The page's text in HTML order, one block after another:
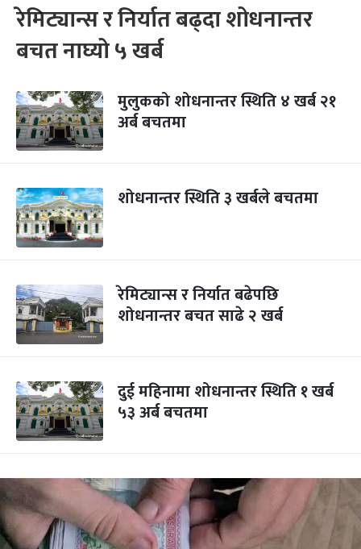
रेमिट्यान्स र निर्यात बढ्दा शोधनान्तर
बचत नाघ्यो ५ खर्ब
मुलुकको शोधनान्तर स्थिति ४ खर्ब २१
अर्ब बचतमा
शोधनान्तर स्थिति ३ खर्बले बचतमा
रेमिट्यान्स र निर्यात बढेपछि
शोधनान्तर बचत साढे २ खर्ब
दुई महिनामा शोधनान्तर स्थिति १ खर्ब
५३ अर्ब बचतमा